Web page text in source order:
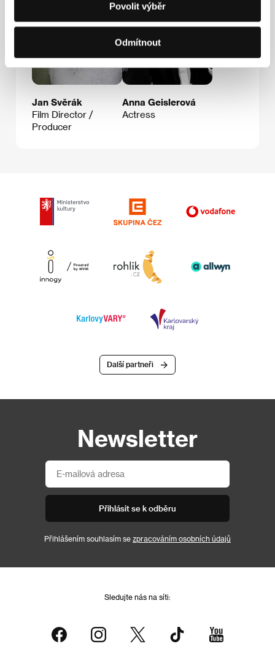
Povolit výběr
Odmítnout
Jan Svěrák
Film Director /
Producer
Anna Geislerová
Actress
Další partneři
Newsletter
Přihlásit se k odběru
Přihlášením souhlasím se zpracováním osobních údajů
Sledujte nás na síti: